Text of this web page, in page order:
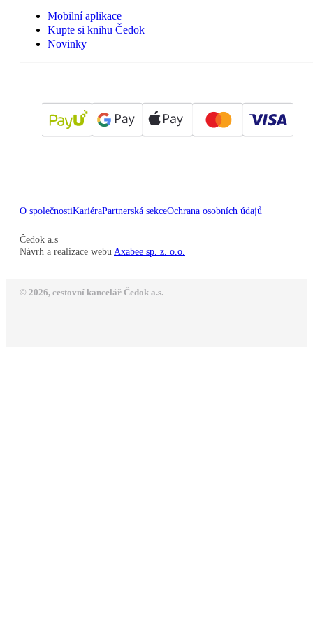
Mobilní aplikace
Kupte si knihu Čedok
Novinky
O společnostiKariéraPartnerská sekceOchrana osobních údajů
Čedok a.s
Návrh a realizace webu Axabee sp. z. o.o.
© 2026, cestovní kancelář Čedok a.s.